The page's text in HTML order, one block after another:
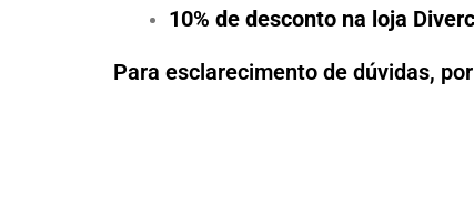
10% de desconto na loja
Para esclarecimento de dúvidas,